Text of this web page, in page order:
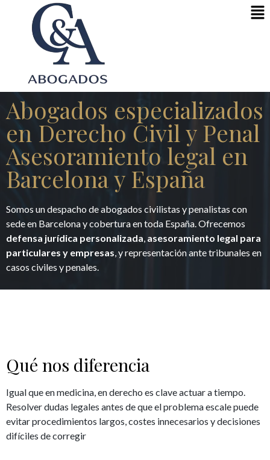
Abogados especializados
en Derecho Civil y Penal
Asesoramiento legal en
Barcelona y España
Somos un despacho de abogados civilistas y penalistas con
sede en Barcelona y cobertura en toda España. Ofrecemos
defensa jurídica personalizada, asesoramiento legal para
particulares y empresas, y representación ante tribunales en
casos civiles y penales.
Qué nos diferencia
Igual que en medicina, en derecho es clave actuar a tiempo.
Resolver dudas legales antes de que el problema escale puede
evitar procedimientos largos, costes innecesarios y decisiones
difíciles de corregir